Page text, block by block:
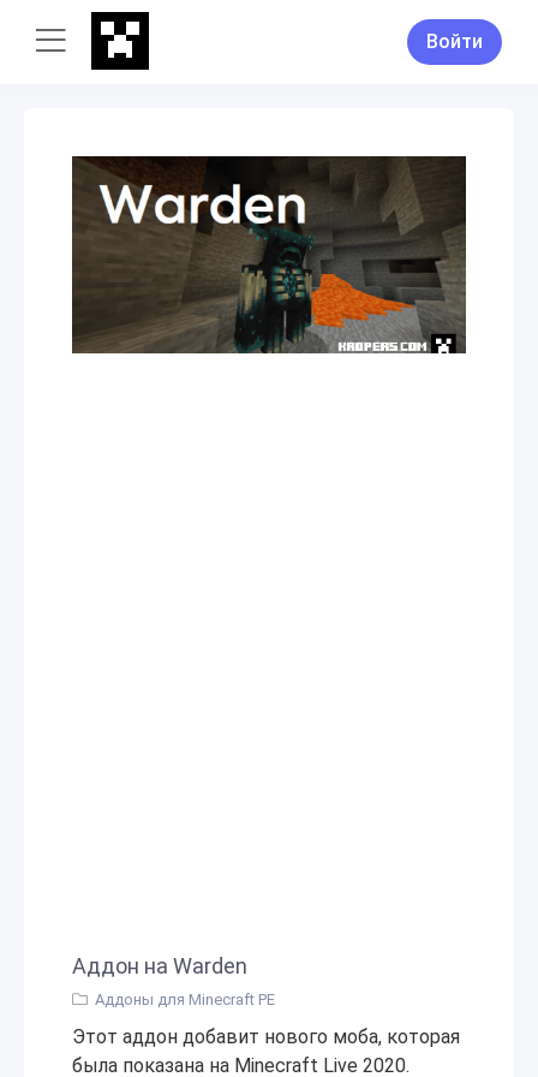
Войти
Аддон на Warden
Аддоны для Minecraft PE
Этот аддон добавит нового моба, которая
была показана на Minecraft Live 2020.